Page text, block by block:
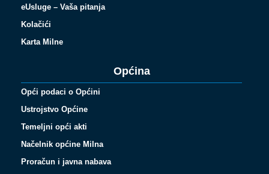
eUsluge – Vaša pitanja
Kolačići
Karta Milne
Općina
Opći podaci o Općini
Ustrojstvo Općine
Temeljni opći akti
Načelnik općine Milna
Proračun i javna nabava